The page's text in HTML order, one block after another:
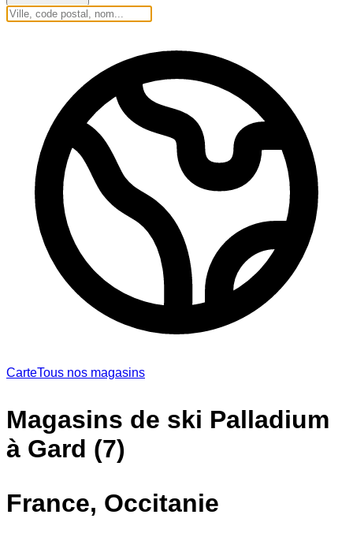
CarteTous nos magasins
Magasins de ski Palladium
à Gard (7)
France, Occitanie